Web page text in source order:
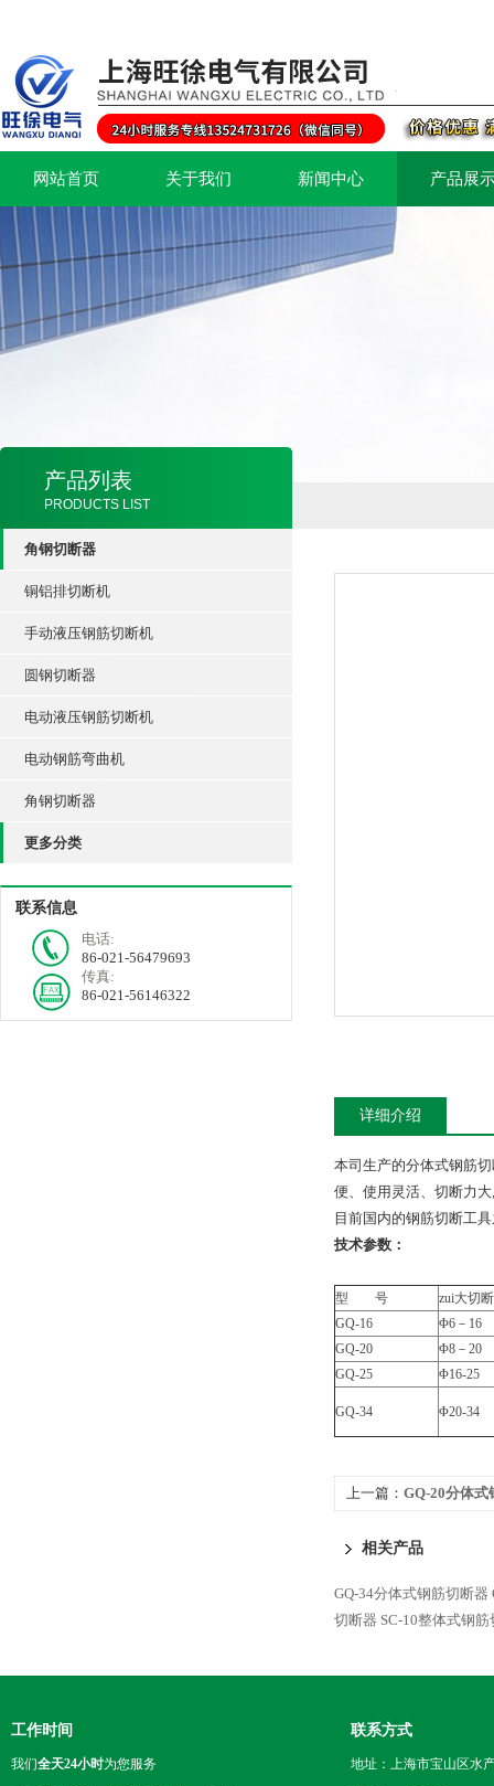
网站首页 关于我们 新闻中心 产品展
产品列表
PRODUCTS LIST
角钢切断器
铜铝排切断机
手动液压钢筋切断机
圆钢切断器
电动液压钢筋切断机
电动钢筋弯曲机
角钢切断器
更多分类
联系信息
电话:
86-021-56479693
传真:
86-021-56146322
详细介绍
本司生产的分体式钢筋
便、使用灵活、切断力
目前国内的钢筋切断工
技术参数：
型 号
zui大切
GQ-16
Φ6－16
GQ-20
Φ8－20
GQ-25
Φ16-25
GQ-34 Φ20-34
上一篇： GQ-20分体式
相关产品
GQ-34分体式钢筋切断器
切断器 SC-10整体式钢
工作时间
我们全天24小时为您服务
联系方式
地址：上海市宝山区水